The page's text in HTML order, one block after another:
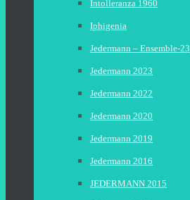
Intolleranza 1960
Iphigenia
Jedermann – Ensemble-23
Jedermann 2023
Jedermann 2022
Jedermann 2020
Jedermann 2019
Jedermann 2016
JEDERMANN 2015